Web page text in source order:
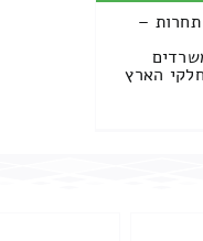
תחרות –
הארץ